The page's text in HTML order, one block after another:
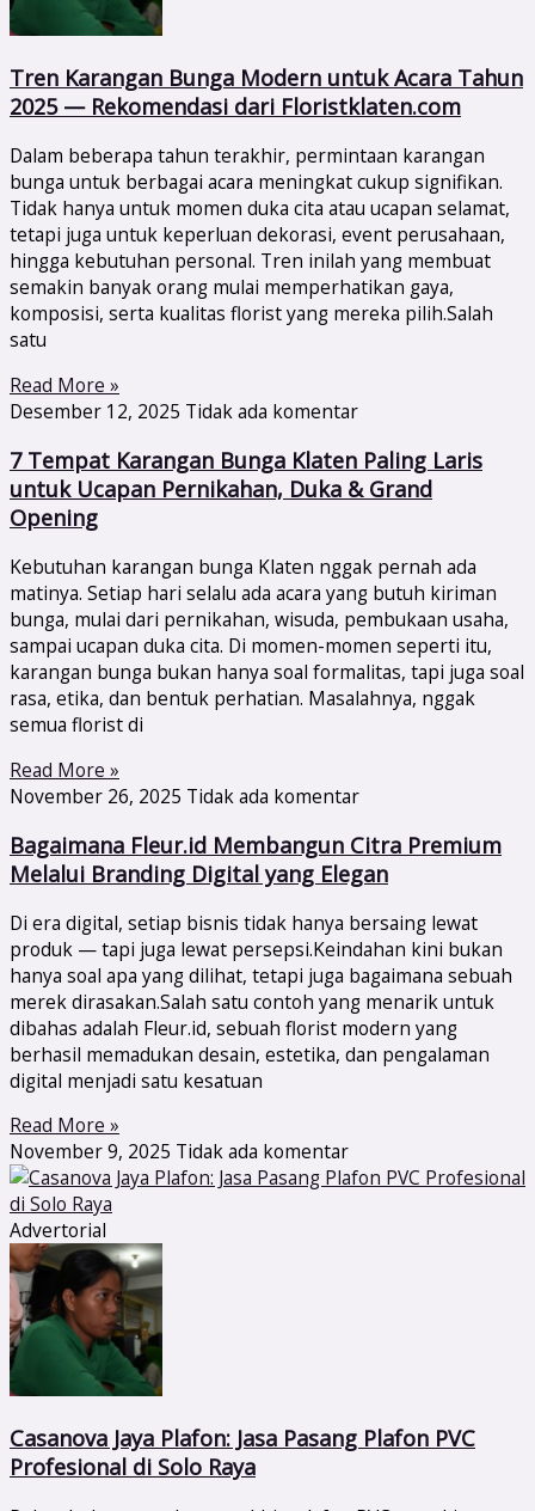
Tren Karangan Bunga Modern untuk Acara Tahun
2025 — Rekomendasi dari Floristklaten.com
Dalam beberapa tahun terakhir, permintaan karangan
bunga untuk berbagai acara meningkat cukup signifikan.
Tidak hanya untuk momen duka cita atau ucapan selamat,
tetapi juga untuk keperluan dekorasi, event perusahaan,
hingga kebutuhan personal. Tren inilah yang membuat
semakin banyak orang mulai memperhatikan gaya,
komposisi, serta kualitas florist yang mereka pilih.Salah
satu
Read More »
Desember 12, 2025 Tidak ada komentar
7 Tempat Karangan Bunga Klaten Paling Laris
untuk Ucapan Pernikahan, Duka & Grand
Opening
Kebutuhan karangan bunga Klaten nggak pernah ada
matinya. Setiap hari selalu ada acara yang butuh kiriman
bunga, mulai dari pernikahan, wisuda, pembukaan usaha,
sampai ucapan duka cita. Di momen-momen seperti itu,
karangan bunga bukan hanya soal formalitas, tapi juga soal
rasa, etika, dan bentuk perhatian. Masalahnya, nggak
semua florist di
Read More »
November 26, 2025 Tidak ada komentar
Bagaimana Fleur.id Membangun Citra Premium
Melalui Branding Digital yang Elegan
Di era digital, setiap bisnis tidak hanya bersaing lewat
produk — tapi juga lewat persepsi.Keindahan kini bukan
hanya soal apa yang dilihat, tetapi juga bagaimana sebuah
merek dirasakan.Salah satu contoh yang menarik untuk
dibahas adalah Fleur.id, sebuah florist modern yang
berhasil memadukan desain, estetika, dan pengalaman
digital menjadi satu kesatuan
Read More »
November 9, 2025 Tidak ada komentar
Advertorial
Casanova Jaya Plafon: Jasa Pasang Plafon PVC
Profesional di Solo Raya